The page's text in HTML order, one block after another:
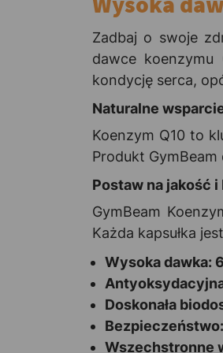
Zadbaj o swoje
dawce
kondycję serca,
Naturalne
Koenzym Q10 to
Produkt
Postaw na jakość
GymBeam
Każda kapsułka
Wysoka dawka:
Doskonała
Wszechstronne